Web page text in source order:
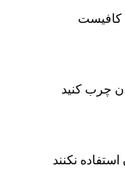
چرب کنید
نکنند